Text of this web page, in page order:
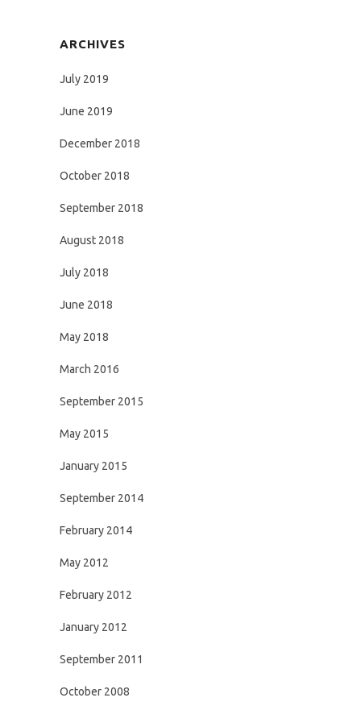
ARCHIVES
July 2019
June 2019
December 2018
October 2018
September 2018
August 2018
July 2018
June 2018
May 2018
March 2016
September 2015
May 2015
January 2015
September 2014
February 2014
May 2012
February 2012
January 2012
September 2011
October 2008